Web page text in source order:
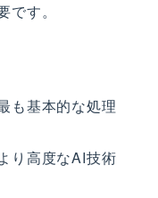
す。
も基本的な処理
り高度なAI技術